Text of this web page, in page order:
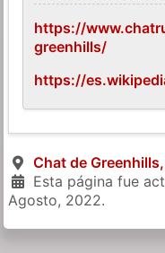
https://
greenhills/
https://
Chat de
Esta página fue
Agosto, 2022.